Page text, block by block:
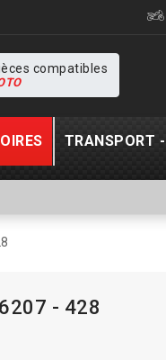
compatibles
TRANSPORT
- 428